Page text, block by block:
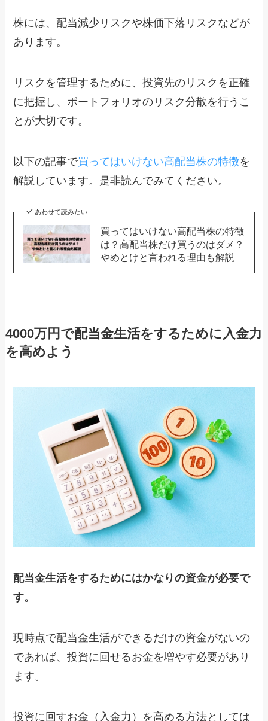
株には、配当減少リスクや株価下落リスクなどが
あります。
リスクを管理するために、投資先のリスクを正確
に把握し、ポートフォリオのリスク分散を行うこ
とが大切です。
以下の記事で買ってはいけない高配当株の特徴を
解説しています。是非読んでみてください。
あわせて読みたい
買ってはいけない高配当株の特徴
は？高配当株だけ買うのはダメ？
やめとけと言われる理由も解説
4000万円で配当金生活をするために入金力
を高めよう
配当金生活をするためにはかなりの資金が必要で
す。
現時点で配当金生活ができるだけの資金がないの
であれば、投資に回せるお金を増やす必要があり
ます。
投資に回すお金（入金力）を高める方法としては